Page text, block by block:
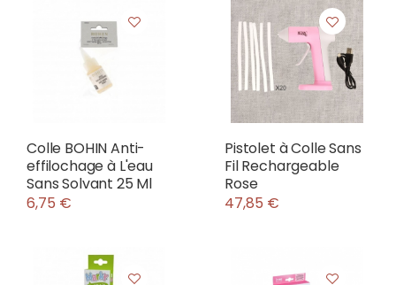
Colle BOHIN Anti-
effilochage à L'eau
Sans Solvant 25 Ml
6,75 €
Pistolet à Colle Sans
Fil Rechargeable
Rose
47,85 €